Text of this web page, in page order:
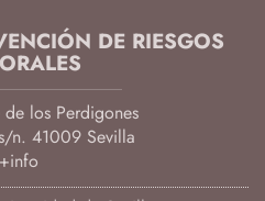
DE RIESGOS
de los Perdigones
n. 41009 Sevilla
+info